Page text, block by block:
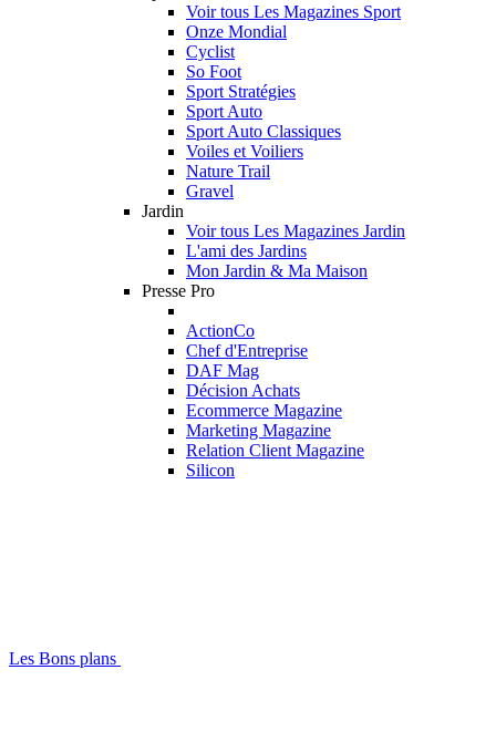
Voir tous Les Magazines Sport
Onze Mondial
Cyclist
So Foot
Sport Stratégies
Sport Auto
Sport Auto Classiques
Voiles et Voiliers
Nature Trail
Gravel
Jardin
Voir tous Les Magazines Jardin
L'ami des Jardins
Mon Jardin & Ma Maison
Presse Pro
ActionCo
Chef d'Entreprise
DAF Mag
Décision Achats
Ecommerce Magazine
Marketing Magazine
Relation Client Magazine
Silicon
Les Bons plans